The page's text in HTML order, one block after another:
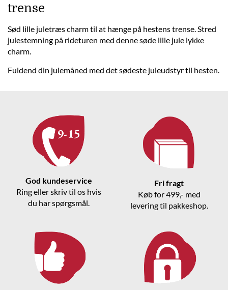
trense
Sød lille juletræs charm til at hænge på hestens trense. Stred
julestemning på rideturen med denne søde lille jule lykke
charm.
Fuldend din julemåned med det sødeste juleudstyr til hesten.
God kundeservice
Ring eller skriv til os hvis
du har spørgsmål.
Fri fragt
Køb for 499,- med
levering til pakkeshop.